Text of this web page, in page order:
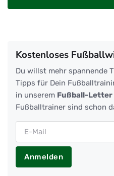
Kostenloses
Du willst mehr spannende
Tipps für Dein
in unserem Fußball-Letter
Fußballtrainer sind schon
Anmelden